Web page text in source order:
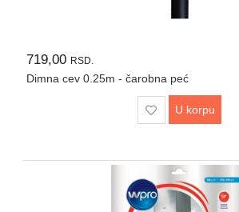
719,00 RSD.
Dimna cev 0.25m - čarobna peć
U korpu